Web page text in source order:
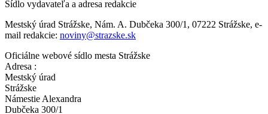
Sídlo vydavateľa a adresa redakcie
Mestský úrad Strážske, Nám. A. Dubčeka 300/1, 07222 Strážske, e-
mail redakcie: noviny@strazske.sk
Oficiálne webové sídlo mesta Strážske
Adresa :
Mestský úrad
Strážske
Námestie Alexandra
Dubčeka 300/1